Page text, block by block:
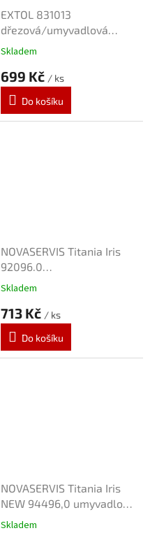
EXTOL 831013
dřezová/umyvadlová
baterie béžová
Skladem
699 Kč / ks
Do košíku
NOVASERVIS Titania Iris
92096.0
dřezová/umyvadlová
Skladem
713 Kč / ks
Do košíku
NOVASERVIS Titania Iris
NEW 94496,0 umyvadlová
baterie
Skladem